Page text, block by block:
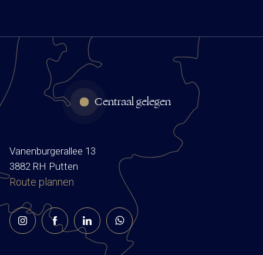
Centraal gelegen
Vanenburgerallee 13
3882 RH Putten
Route plannen